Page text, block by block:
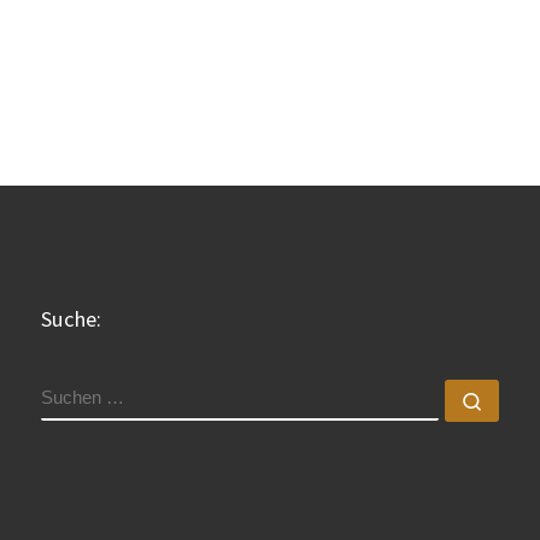
Suche:
SUCHE